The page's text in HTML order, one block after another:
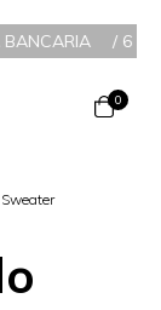
SIN
0
Sweater